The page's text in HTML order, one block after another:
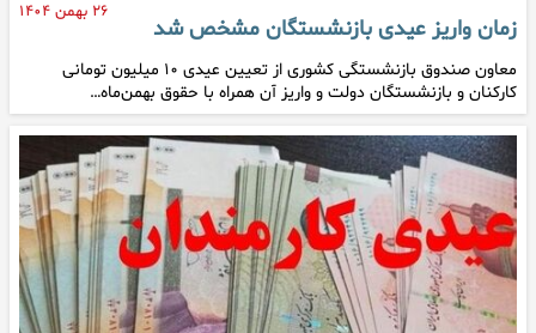
۲۶ بهمن ۱۴۰۴
زمان واریز عیدی بازنشستگان مشخص شد
معاون صندوق بازنشستگی کشوری از تعیین عیدی ۱۰ میلیون تومانی
کارکنان و بازنشستگان دولت و واریز آن همراه با حقوق بهمن‌ماه…